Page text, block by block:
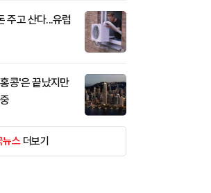
주고 산다...유럽
콩'은 끝났지만
뉴스더보기